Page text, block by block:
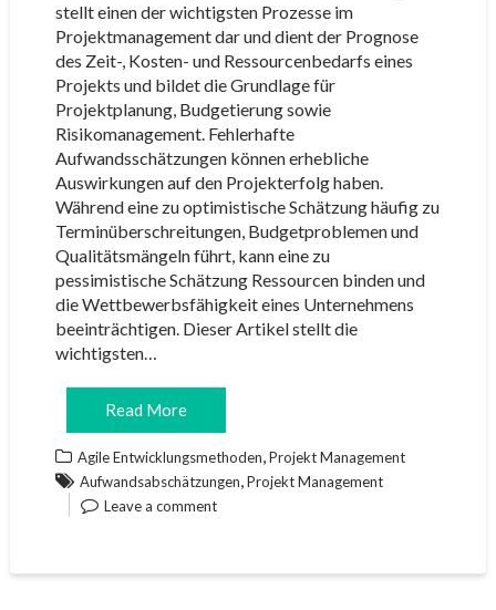
stellt einen der wichtigsten Prozesse im
Projektmanagement dar und dient der Prognose
des Zeit-, Kosten- und Ressourcenbedarfs eines
Projekts und bildet die Grundlage für
Projektplanung, Budgetierung sowie
Risikomanagement. Fehlerhafte
Aufwandsschätzungen können erhebliche
Auswirkungen auf den Projekterfolg haben.
Während eine zu optimistische Schätzung häufig zu
Terminüberschreitungen, Budgetproblemen und
Qualitätsmängeln führt, kann eine zu
pessimistische Schätzung Ressourcen binden und
die Wettbewerbsfähigkeit eines Unternehmens
beeinträchtigen. Dieser Artikel stellt die
wichtigsten…
Read More
Agile Entwicklungsmethoden,Projekt Management
Aufwandsabschätzungen,Projekt Management
Leave a comment